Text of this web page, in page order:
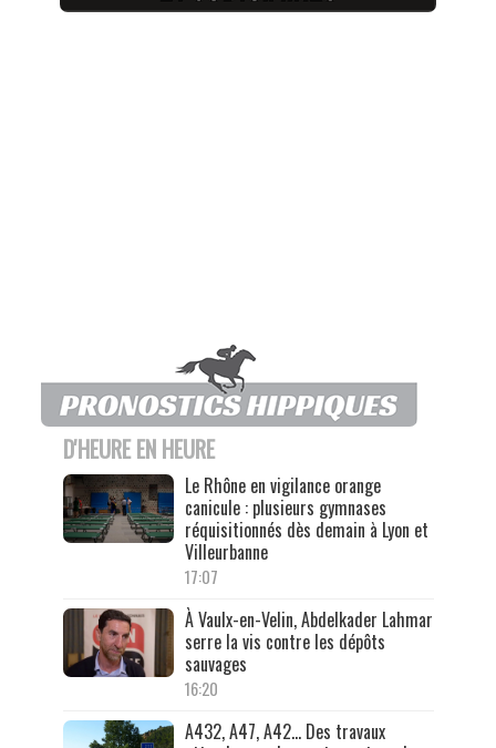
D'HEURE EN HEURE
Le Rhône en vigilance orange
canicule : plusieurs gymnases
réquisitionnés dès demain à Lyon et
Villeurbanne
17:07
À Vaulx-en-Velin, Abdelkader Lahmar
serre la vis contre les dépôts
sauvages
16:20
A432, A47, A42… Des travaux